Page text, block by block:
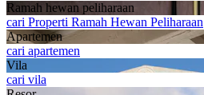
Ramah hewan peliharaan
cari Properti Ramah Hewan Peliharaan
Apartemen
cari apartemen
Vila
cari vila